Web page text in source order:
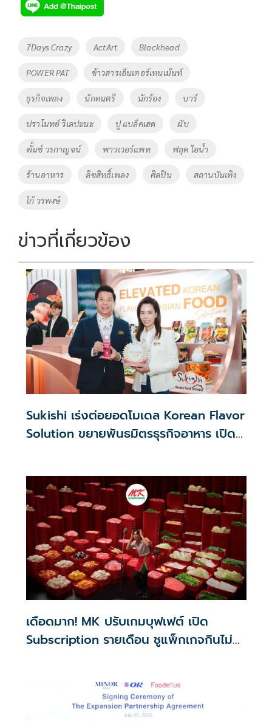
e
b
o
o
k
tt
er
p
y
Li
n
k
Tags
7Days Crazy ActArt Blackhead
POWER PAT ข้าวสารเอ็นเตอร์เทนเม้นท์
ธุรกิจเพลง นักดนตรี นักร้อง บาร์
ปราโมทย์ วิเลปะนะ ปู แบล็คเฮด ผับ
พั้นช์ วรกาญจน์ พาวเวอร์แพท ฟลุค ไอน้ำ
ร้านอาหาร ลิขสิทธิ์เพลง ศิลปิน สถานบันเทิง
โก้ วรพงษ์
ข่าวที่เกี่ยวข้อง
Sukishi เร่งต่อยอดโมเดล Korean Flavor
Solution ขยายพันธมิตรธุรกิจอาหาร เปิด
เดือดมาก! MK ปรับเกมบุฟเฟต์ เปิด
Subscription รายเดือน ชูแพ็กเกจกินไม่